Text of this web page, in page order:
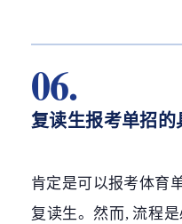
06.
复读生报考单招的
肯定是可以报考体育
复读生。然而, 流程